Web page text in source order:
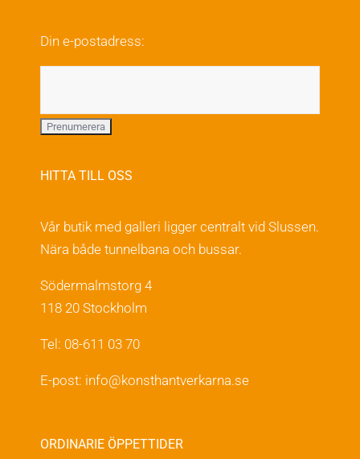
Din e-postadress:
HITTA TILL OSS
Vår butik med galleri ligger centralt vid Slussen.
Nära både tunnelbana och bussar.
Södermalmstorg 4
118 20 Stockholm
Tel: 08-611 03 70
E-post: info@konsthantverkarna.se
ORDINARIE ÖPPETTIDER